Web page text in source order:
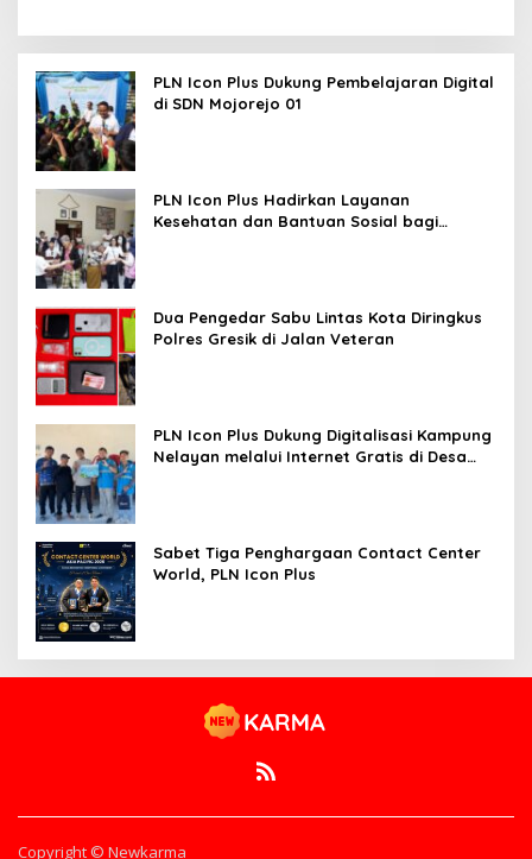
PLN Icon Plus Dukung Pembelajaran Digital
di SDN Mojorejo 01
PLN Icon Plus Hadirkan Layanan
Kesehatan dan Bantuan Sosial bagi
Dua Pengedar Sabu Lintas Kota Diringkus
Polres Gresik di Jalan Veteran
PLN Icon Plus Dukung Digitalisasi Kampung
Nelayan melalui Internet Gratis di Desa
Sabet Tiga Penghargaan Contact Center
World, PLN Icon Plus
Copyright © Newkarma